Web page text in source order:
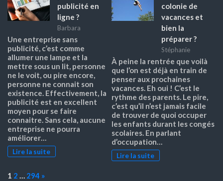
publicité en
ligne ?
Barbara
Une entreprise sans
publicité, c’est comme
allumer une lampe et la
mettre sous un lit, personne
ne le voit, ou pire encore,
personne ne connait son
existence. Effectivement, la
publicité est en excellent
moyen pour se faire
connaitre. Sans cela, aucune
entreprise ne pourra
améliorer…
Lire la suite
colonie de
vacances et
bien la
préparer ?
Stéphanie
À peine la rentrée que voilà
que l’on est déjà en train de
penser aux prochaines
vacances. Eh oui ! C’est le
rythme des parents. Le pire,
c’est qu’il n’est jamais facile
de trouver de quoi occuper
les enfants durant les congés
scolaires. En parlant
d’occupation…
Lire la suite
Page:
1 2 … 294 Next
»